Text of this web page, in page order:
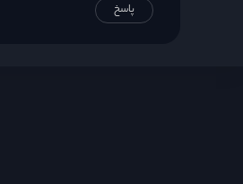
پاسخ